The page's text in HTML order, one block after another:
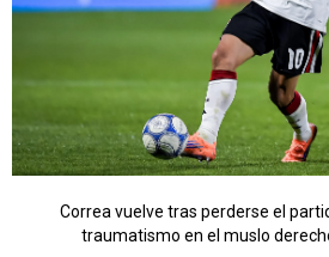
Correa vuelve tras perderse el
traumatismo en el muslo